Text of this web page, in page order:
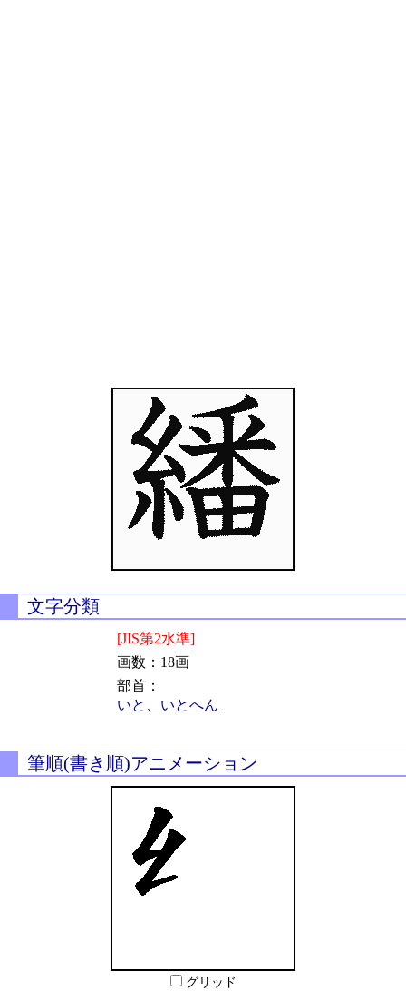
文字分類
[JIS第2水準]
画数：18画
部首：
いと、いとへん
筆順(書き順)アニメーション
グリッド